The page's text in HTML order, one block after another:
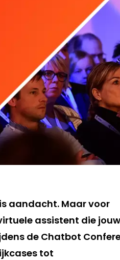
aandacht. Maar voor
assistent die jouw
de Chatbot
tot